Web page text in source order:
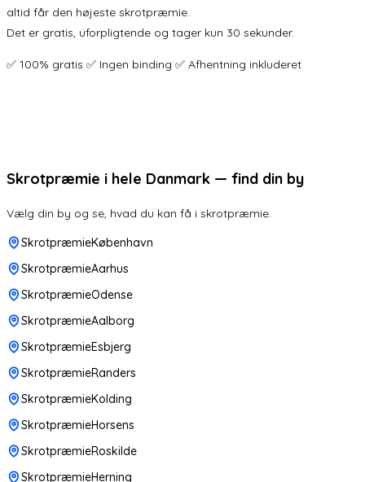
altid får den højeste skrotpræmie.
Det er gratis, uforpligtende og tager kun 30 sekunder.
✅ 100% gratis ✅ Ingen binding ✅ Afhentning inkluderet
Skrotpræmie i hele Danmark — find din by
Vælg din by og se, hvad du kan få i skrotpræmie.
SkrotpræmieKøbenhavn
SkrotpræmieAarhus
SkrotpræmieOdense
SkrotpræmieAalborg
SkrotpræmieEsbjerg
SkrotpræmieRanders
SkrotpræmieKolding
SkrotpræmieHorsens
SkrotpræmieRoskilde
SkrotpræmieHerning